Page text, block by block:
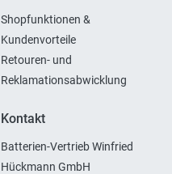
Shopfunktionen &
Kundenvorteile
Retouren- und
Reklamationsabwicklung
Kontakt
Batterien-Vertrieb Winfried
Hückmann GmbH